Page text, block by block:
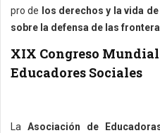
pro de
los derechos y la vida
sobre la defensa de las frontera
XIX Congreso
Educadores Sociales
La Asociación de